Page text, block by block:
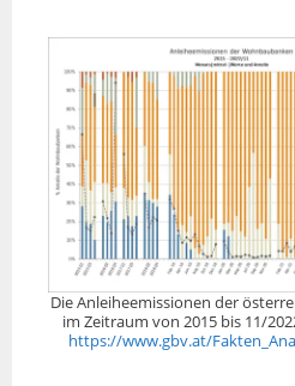
Die Anleiheemissionen der
im Zeitraum von 2015 bis 11/
https://www.gbv.at/